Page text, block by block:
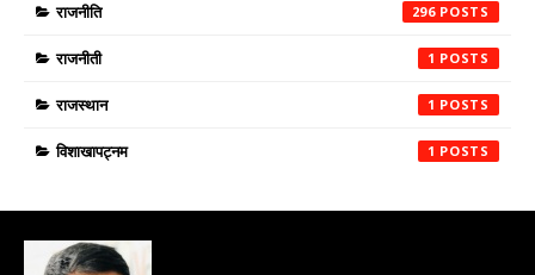
राजनीति 296
राजनीती 1
राजस्थान 1
विशाखापट्नम 1